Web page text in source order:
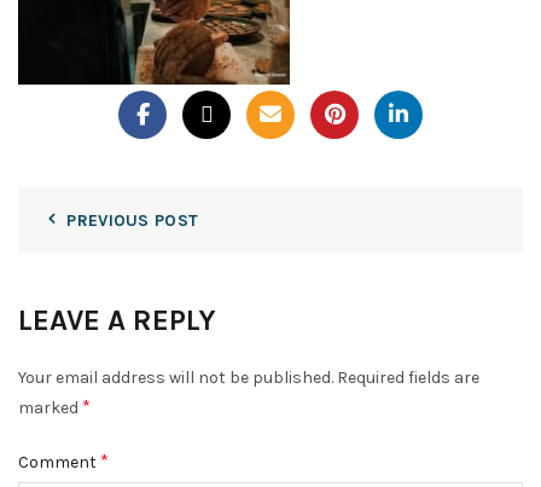
PREVIOUS POST
LEAVE A REPLY
Your email address will not be published. Required fields are
marked *
Comment *